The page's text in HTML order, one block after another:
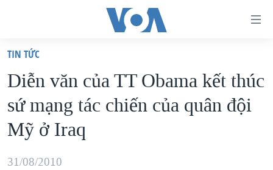
truy
cập
Tới
nội
dung
chính
VIỆT NAM
HOA KỲ
BIỂN ĐÔNG
THẾ GIỚI
TIN TỨC
Diễn văn của TT Obama kết thúc
sứ mạng tác chiến của quân đội
Mỹ ở Iraq
31/08/2010